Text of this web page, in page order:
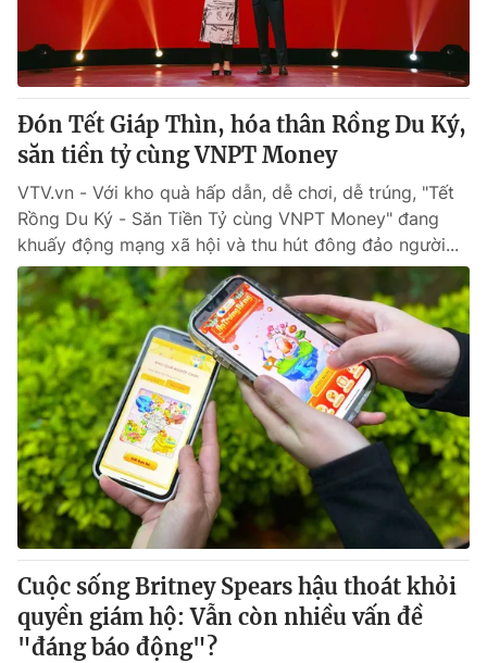
Thị trường 24h Tấm lòng Việt
VTV4 Vươn mình bằng AI
Liên hệ tòa soạn English
THỜI BÁO VTV
Theo dõi báo trên
Cơ quan chủ quản:Đài Truyền hình Việt Nam
Cơ quan báo chí:Thời báo VTV
Giấy phép hoạt động báo in và báo điện tử số 483/GP-BTTTT
cấp ngày 29/12/2023
Tổng Biên tập:Vũ Thanh Thủy
Phó Tổng Biên tập:Nguyễn Thị Mỹ Hạnh, Phạm Quốc Thắng,
Nguyễn Trọng Ninh
Đón Tết Giáp Thìn, hóa thân Rồng Du Ký,
săn tiền tỷ cùng VNPT Money
VTV.vn - Với kho quà hấp dẫn, dễ chơi, dễ trúng, "Tết
Rồng Du Ký - Săn Tiền Tỷ cùng VNPT Money" đang
khuấy động mạng xã hội và thu hút đông đảo người...
Cuộc sống Britney Spears hậu thoát khỏi
quyền giám hộ: Vẫn còn nhiều vấn đề
"đáng báo động"?